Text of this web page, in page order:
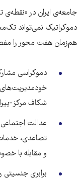
جامعه‌ی ایران در «نقطه‌ی
دموکراتیک نمی‌تواند
هم‌زمان هفت محور را
دموکراسی
شکاف مرکز-
عدالت
تصاعدی،
و مقابله با
برابری جنسیتی